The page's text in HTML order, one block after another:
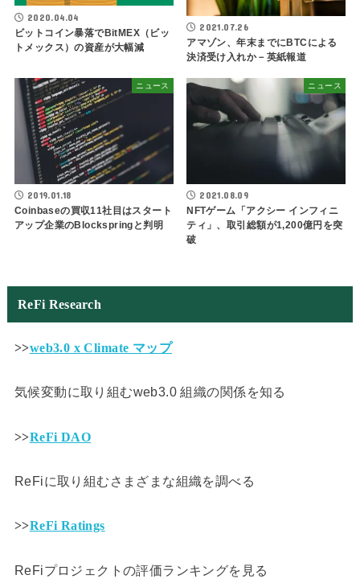
2020.04.04
ビットコイン暴落でBitMEX（ビッ
トメックス）の資産が大幅減
2021.07.26
アマゾン、年末までにBTCによる
決済受け入れか－英紙報道
ニュース
2019.01.18
Coinbaseの買収11社目はスタート
アップ企業のBlockspringと判明
ニュース
2021.08.09
NFTゲーム「アクシー インフィニ
ティ」、取引総額が1,200億円を突
破
ReFi Research
>>web3.0 x Climate マップ
気候変動に取り組むweb3.0 組織の関係を知る
>>ReFi DAO
ReFiに取り組むさまざまな組織を調べる
>>ReFi Ratings
ReFiプロジェクトの評価ランキングを見る